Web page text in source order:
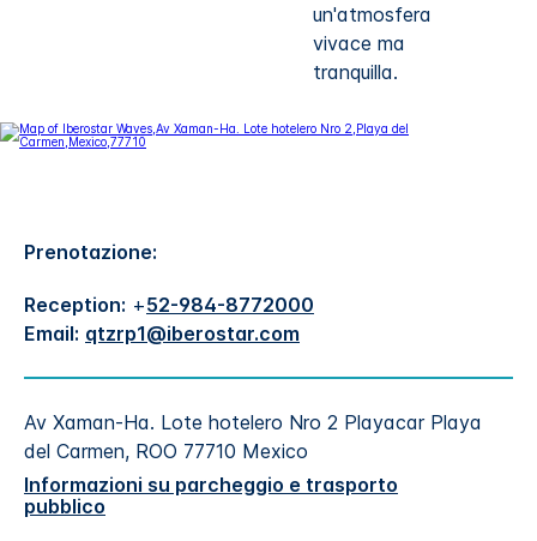
un'atmosfera
vivace ma
tranquilla.
Prenotazione:
Reception: +52-984-8772000
Email: qtzrp1@iberostar.com
Av Xaman-Ha. Lote hotelero Nro 2 Playacar Playa
del Carmen, ROO 77710 Mexico
Informazioni su parcheggio e trasporto
pubblico